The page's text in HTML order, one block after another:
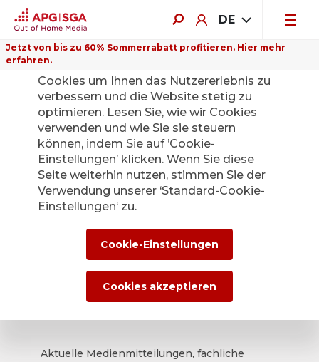
DE
Jetzt von bis zu 60% Sommerrabatt profitieren. Hier mehr
erfahren.
Zurück
Die APG|SGA
Medienstelle für
News und
Medienmitteilunge
Aktuelle Medienmitteilungen, fachliche
Auf dieser Website verwenden wir
Cookies um Ihnen das Nutzererlebnis zu
verbessern und die Website stetig zu
optimieren. Lesen Sie, wie wir Cookies
verwenden und wie Sie sie steuern
können, indem Sie auf ’Cookie-
Einstellungen’ klicken. Wenn Sie diese
Seite weiterhin nutzen, stimmen Sie der
Verwendung unserer ‘Standard-Cookie-
Einstellungen‘ zu.
Cookie-Einstellungen
Cookies akzeptieren